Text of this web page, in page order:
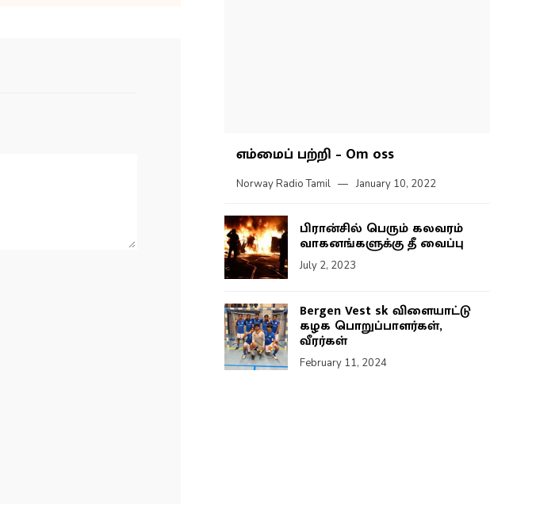
எம்மைப் பற்றி – Om oss
Norway Radio Tamil January 10, 2022
பிரான்சில் பெரும் கலவரம்
வாகனங்களுக்கு தீ வைப்பு
July 2, 2023
Bergen Vest sk விளையாட்டு
கழக பொறுப்பாளர்கள்,
வீரர்கள்
February 11, 2024